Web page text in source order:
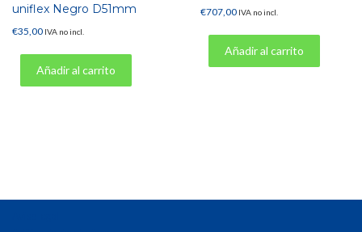
uniflex Negro D51mm
€35,00 IVA no incl.
Añadir al carrito
€707,00 IVA no incl.
Añadir al carrito